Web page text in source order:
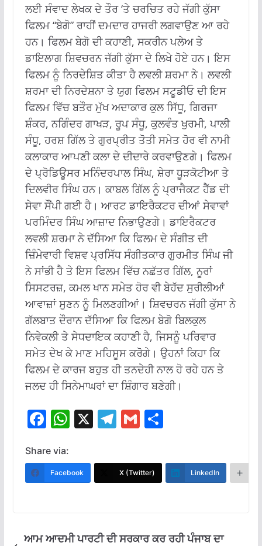
ਲਈ ਸੰਵਾਦ ਲੇਖਕ ਦੇ ਤੌਰ ‘ਤੇ ਚਰਚਿਤ ਰਹੇ ਜੱਗੀ ਕੁੱਸਾ
ਫਿਲਮ “ਬੇਗੋ” ਰਾਹੀਂ ਦਮਦਾਰ ਹਾਜਰੀ ਲਗਵਾਉਣ ਆ ਰਹੇ
ਹਨ। ਫਿਲਮ ਬੇਗੋ ਦੀ ਕਹਾਣੀ, ਸਕਰੀਨ ਪਲੇਅ ਤੇ
ਡਾਇਲਾਗ ਸ਼ਿਵਚਰਨ ਜੱਗੀ ਕੁੱਸਾ ਦੇ ਲਿਖੇ ਹੋਏ ਹਨ। ਇਸ
ਫਿਲਮ ਨੂੰ ਨਿਰਦੇਸ਼ਿਤ ਕੀਤਾ ਹੈ ਲਵਲੀ ਸ਼ਰਮਾ ਨੇ। ਲਵਲੀ
ਸ਼ਰਮਾ ਦੀ ਨਿਰਦੇਸ਼ਨਾ ਤੇ ਯੁਗ ਫਿਲਮ ਸਟੂਡੀਓ ਦੀ ਇਸ
ਫਿਲਮ ਵਿੱਚ ਬਤੌਰ ਮੁੱਖ ਅਦਾਕਾਰ ਕੁਲ ਸਿੱਧੂ, ਗਿਰਜਾ
ਸ਼ੰਕਰ, ਨਗਿੰਦਰ ਗਾਖੜ, ਰੂਪ ਸੰਧੂ, ਕੁਲਵੰਤ ਖੁਰਮੀ, ਪਾਲੀ
ਸੰਧੂ, ਹਰਸ਼ ਗਿੱਲ ਤੇ ਗੁਰਪ੍ਰੀਤ ਤੋਤੀ ਸਮੇਤ ਹੋਰ ਵੀ ਨਾਮੀ
ਕਲਾਕਾਰ ਆਪਣੀ ਕਲਾ ਦੇ ਦੀਦਾਰੇ ਕਰਵਾਉਣਗੇ। ਫਿਲਮ
ਦੇ ਪ੍ਰੋਡਿਊਸਰ ਮਨਿੰਦਰਪਾਲ ਸਿੰਘ, ਸ਼ੇਰਾ ਧੂੜਕੋਟੀਆ ਤੇ
ਦਿਲਵੀਰ ਸਿੰਘ ਹਨ। ਕਾਬਲ ਗਿੱਲ ਨੂੰ ਪ੍ਰਾਜੈਕਟ ਹੈੱਡ ਦੀ
ਸੇਵਾ ਸੌਂਪੀ ਗਈ ਹੈ। ਆਰਟ ਡਾਇਰੈਕਟਰ ਦੀਆਂ ਸੇਵਾਵਾਂ
ਪਰਮਿੰਦਰ ਸਿੰਘ ਆਜ਼ਾਦ ਨਿਭਾਉਣਗੇ। ਡਾਇਰੈਕਟਰ
ਲਵਲੀ ਸ਼ਰਮਾ ਨੇ ਦੱਸਿਆ ਕਿ ਫਿਲਮ ਦੇ ਸੰਗੀਤ ਦੀ
ਜ਼ਿੰਮੇਵਾਰੀ ਵਿਸ਼ਵ ਪ੍ਰਸਿੱਧ ਸੰਗੀਤਕਾਰ ਗੁਰਮੀਤ ਸਿੰਘ ਜੀ
ਨੇ ਸਾਂਭੀ ਹੈ ਤੇ ਇਸ ਫਿਲਮ ਵਿੱਚ ਨਛੱਤਰ ਗਿੱਲ, ਨੂਰਾਂ
ਸਿਸਟਰਜ਼, ਕਮਲ ਖਾਨ ਸਮੇਤ ਹੋਰ ਵੀ ਬੇਹੱਦ ਸੁਰੀਲੀਆਂ
ਆਵਾਜ਼ਾਂ ਸੁਣਨ ਨੂੰ ਮਿਲਣਗੀਆਂ। ਸ਼ਿਵਚਰਨ ਜੱਗੀ ਕੁੱਸਾ ਨੇ
ਗੱਲਬਾਤ ਦੌਰਾਨ ਦੱਸਿਆ ਕਿ ਫਿਲਮ ਬੇਗੋ ਬਿਲਕੁਲ
ਨਿਵੇਕਲੀ ਤੇ ਸੇਧਦਾਇਕ ਕਹਾਣੀ ਹੈ, ਜਿਸਨੂੰ ਪਰਿਵਾਰ
ਸਮੇਤ ਦੇਖ ਕੇ ਮਾਣ ਮਹਿਸੂਸ ਕਰੋਗੇ। ਉਹਨਾਂ ਕਿਹਾ ਕਿ
ਫਿਲਮ ਦੇ ਕਾਰਜ ਬਹੁਤ ਹੀ ਤਨਦੇਹੀ ਨਾਲ ਹੋ ਰਹੇ ਹਨ ਤੇ
ਜਲਦ ਹੀ ਸਿਨੇਮਾਘਰਾਂ ਦਾ ਸ਼ਿੰਗਾਰ ਬਣੇਗੀ।
F
e
b
k
W
at
s
p
X T
e
gr
G
ai
l
S
ar
e
Share via:
Facebook X (Twitter) LinkedIn
ਆਮ ਆਦਮੀ ਪਾਰਟੀ ਦੀ ਸਰਕਾਰ ਕਰ ਰਹੀ ਪੰਜਾਬ ਦਾ